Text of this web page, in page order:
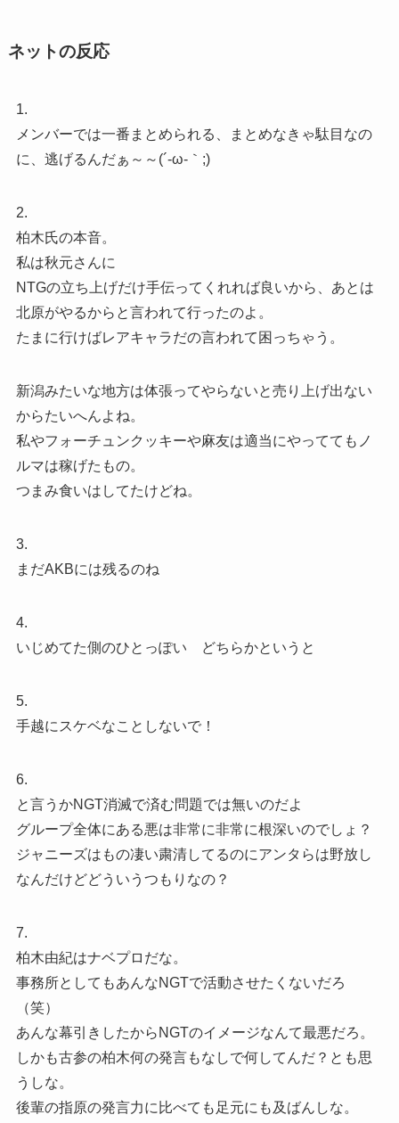
ネットの反応
1.
メンバーでは一番まとめられる、まとめなきゃ駄目なの
に、逃げるんだぁ～～(´-ω-｀;)ゞ
2.
柏木氏の本音。
私は秋元さんに
NTGの立ち上げだけ手伝ってくれれば良いから、あとは
北原がやるからと言われて行ったのよ。
たまに行けばレアキャラだの言われて困っちゃう。
新潟みたいな地方は体張ってやらないと売り上げ出ない
からたいへんよね。
私やフォーチュンクッキーや麻友は適当にやっててもノ
ルマは稼げたもの。
つまみ食いはしてたけどね。
3.
まだAKBには残るのね
4.
いじめてた側のひとっぽい どちらかというと
5.
手越にスケベなことしないで！
6.
と言うかNGT消滅で済む問題では無いのだよ
グループ全体にある悪は非常に非常に根深いのでしょ？
ジャニーズはもの凄い粛清してるのにアンタらは野放し
なんだけどどういうつもりなの？
7.
柏木由紀はナベプロだな。
事務所としてもあんなNGTで活動させたくないだろ
（笑）
あんな幕引きしたからNGTのイメージなんて最悪だろ。
しかも古参の柏木何の発言もなしで何してんだ？とも思
うしな。
後輩の指原の発言力に比べても足元にも及ばんしな。